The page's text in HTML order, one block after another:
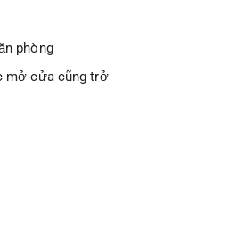
phòng
mở cửa cũng trở